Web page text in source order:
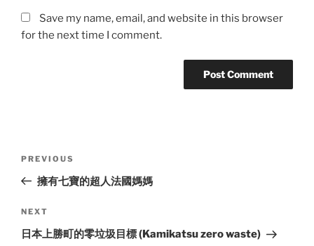
Save my name, email, and website in this browser
for the next time I comment.
Previous
Post
PREVIOUS
擁有七寶的超人法國媽媽
Next
Post
NEXT
日本上勝町的零垃圾目標 (Kamikatsu zero waste)